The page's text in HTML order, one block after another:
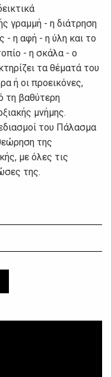
γραμμή - η διάτρηση
- η αφή - η ύλη και το
- η σκάλα - ο
τα θέματά του
ή οι προεικόνες,
τη βαθύτερη
μνήμης.
του Πάλασμα
της
με όλες τις
της.